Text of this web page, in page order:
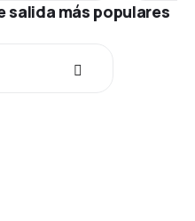
salida más populares